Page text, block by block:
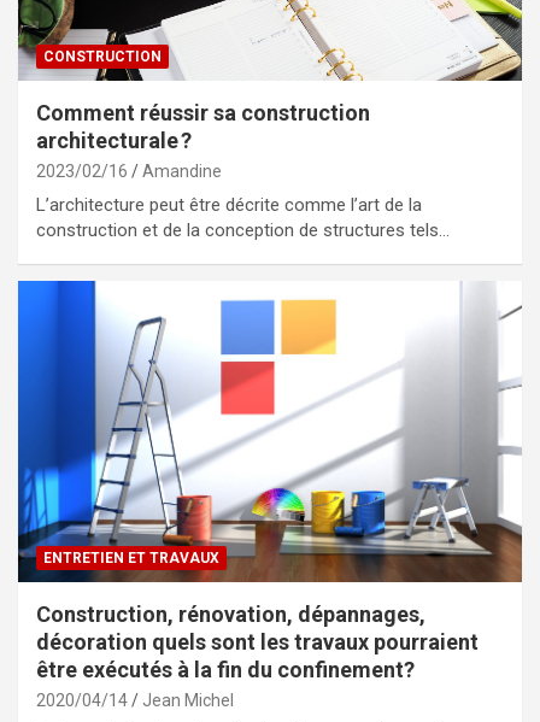
CONSTRUCTION
Comment réussir sa construction
architecturale ?
2023/02/16 Amandine
L’architecture peut être décrite comme l’art de la
construction et de la conception de structures tels…
ENTRETIEN ET TRAVAUX
Construction, rénovation, dépannages,
décoration quels sont les travaux pourraient
être exécutés à la fin du confinement?
2020/04/14 Jean Michel